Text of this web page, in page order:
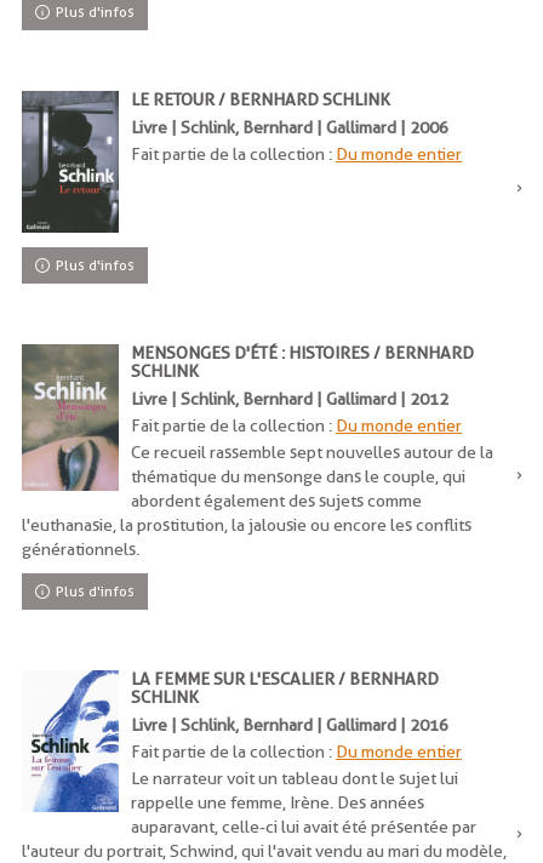
Plus d'infos
LE RETOUR / BERNHARD SCHLINK
Livre | Schlink, Bernhard | Gallimard | 2006
Fait partie de la collection : Du monde entier
Plus d'infos
MENSONGES D'ÉTÉ : HISTOIRES / BERNHARD
SCHLINK
Livre | Schlink, Bernhard | Gallimard | 2012
Fait partie de la collection : Du monde entier
Ce recueil rassemble sept nouvelles autour de la
thématique du mensonge dans le couple, qui
abordent également des sujets comme
l'euthanasie, la prostitution, la jalousie ou encore les conflits
générationnels.
Plus d'infos
LA FEMME SUR L'ESCALIER / BERNHARD
SCHLINK
Livre | Schlink, Bernhard | Gallimard | 2016
Fait partie de la collection : Du monde entier
Le narrateur voit un tableau dont le sujet lui
rappelle une femme, Irène. Des années
auparavant, celle-ci lui avait été présentée par
l'auteur du portrait, Schwind, qui l'avait vendu au mari du modèle,